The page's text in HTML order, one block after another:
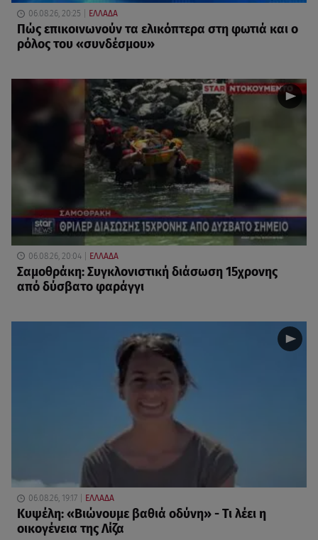
06.08.26, 20:25 ΕΛΛΑΔΑ
Πώς επικοινωνούν τα ελικόπτερα στη φωτιά και ο
ρόλος του «συνδέσμου»
06.08.26, 20:04 ΕΛΛΑΔΑ
Σαμοθράκη: Συγκλονιστική διάσωση 15χρονης
από δύσβατο φαράγγι
06.08.26, 19:17 ΕΛΛΑΔΑ
Κυψέλη: «Βιώνουμε βαθιά οδύνη» - Τι λέει η
οικογένεια της Λίζα